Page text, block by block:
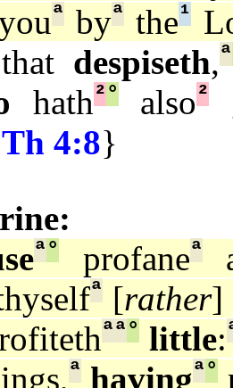
ª byª the¹
that despiseth,ª
hath²°also²
4:8}
ª° profaneª
ª [rather]
ªª° little:
ª havingª°